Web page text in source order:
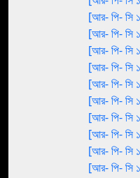
[আর- পি- সি
[আর- পি- সি
[আর- পি- সি
[আর- পি- সি
[আর- পি- সি
[আর- পি- সি
[আর- পি- সি
[আর- পি- সি
[আর- পি- সি
[আর- পি- সি